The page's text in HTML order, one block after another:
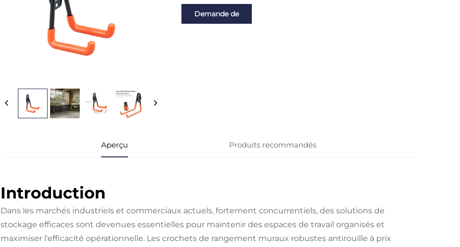
Demande de
Aperçu Produits recommandés
Introduction
Dans les marchés industriels et commerciaux actuels, fortement concurrentiels, des solutions de
stockage efficaces sont devenues essentielles pour maintenir des espaces de travail organisés et
maximiser l'efficacité opérationnelle. Les crochets de rangement muraux robustes antirouille à prix